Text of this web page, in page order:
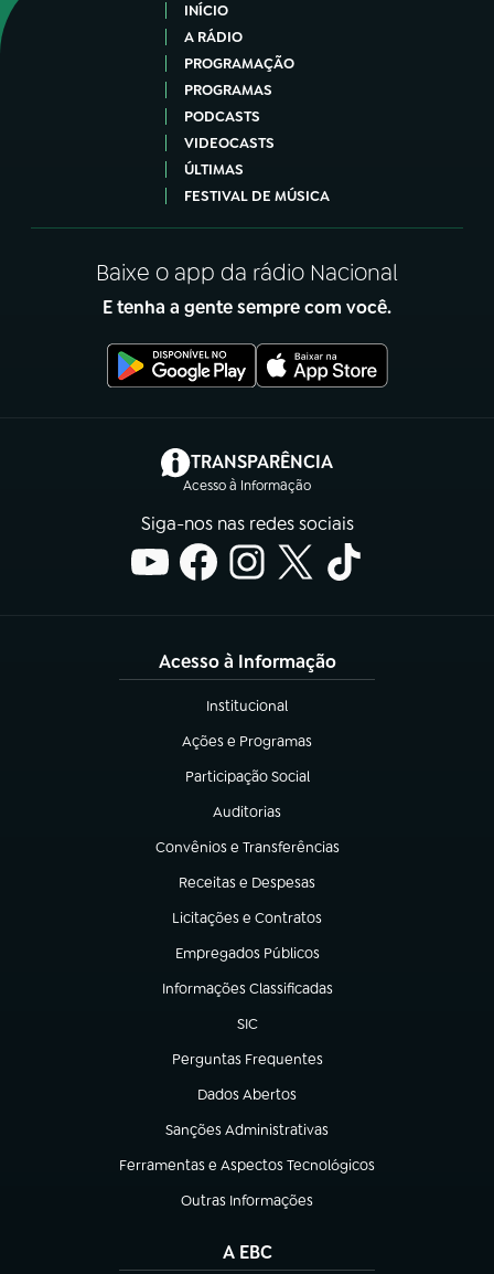
INÍCIO
A RÁDIO
PROGRAMAÇÃO
PROGRAMAS
PODCASTS
VIDEOCASTS
ÚLTIMAS
FESTIVAL DE MÚSICA
Baixe o app da rádio Nacional
E tenha a gente sempre com você.
TRANSPARÊNCIA
Acesso à Informação
(abre em nova aba)
Siga-nos nas redes sociais
Acesso à Informação
Institucional
(abre em nova aba)
Ações e Programas
(abre em nova aba)
Participação Social
(abre em nova aba)
Auditorias
(abre em nova aba)
Convênios e Transferências
(abre em nova aba)
Receitas e Despesas
(abre em nova aba)
Licitações e Contratos
(abre em nova aba)
Empregados Públicos
(abre em nova aba)
Informações Classificadas
(abre em nova aba)
SIC
(abre em nova aba)
Perguntas Frequentes
(abre em nova aba)
Dados Abertos
(abre em nova aba)
Sanções Administrativas
(abre em nova aba)
Ferramentas e Aspectos Tecnológicos
(abre em nova aba)
Outras Informações
(abre em nova aba)
A EBC